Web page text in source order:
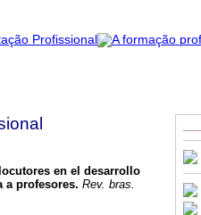
en el desarrollo
a profesores. Rev. bras.